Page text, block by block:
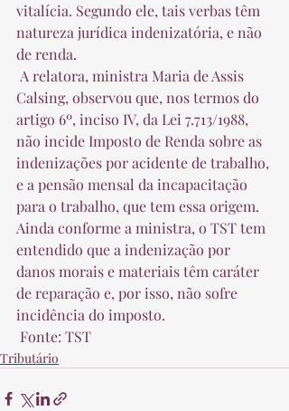
vitalícia. Segundo ele, tais verbas têm
natureza jurídica indenizatória, e não
de renda.
Calsing, observou que, nos termos do
artigo 6º, inciso IV, da Lei 7.713/1988,
não incide Imposto de Renda sobre as
indenizações por acidente de trabalho,
e a pensão mensal da incapacitação
para o trabalho, que tem essa origem.
Ainda conforme a ministra, o TST tem
entendido que a indenização por
danos morais e materiais têm caráter
de reparação e, por isso, não sofre
incidência do imposto.
Fonte: TST
Tributário